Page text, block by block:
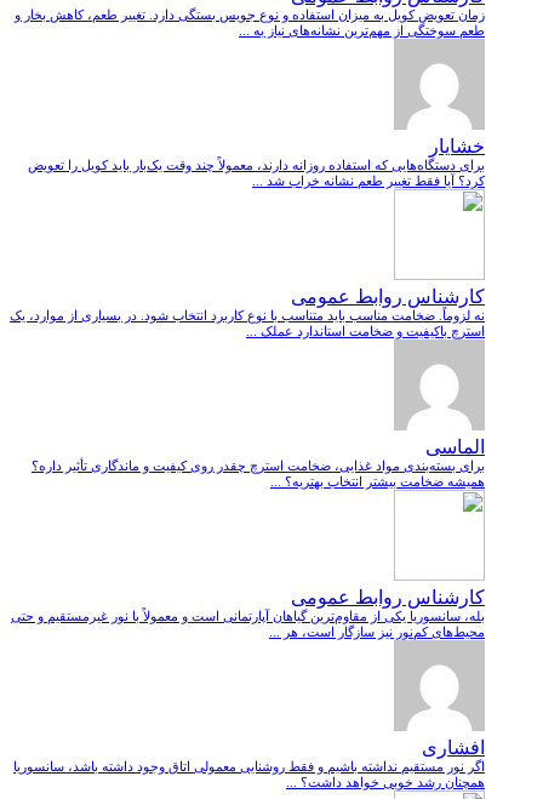
زمان تعویض کویل به میزان استفاده و نوع جویس بستگی دارد. تغییر طعم، کاهش بخار و
طعم سوختگی از مهم‌ترین نشانه‌های نیاز به ...
خشایار
برای دستگاه‌هایی که استفاده روزانه دارند، معمولاً چند وقت یک‌بار باید کویل را تعویض
کرد؟ آیا فقط تغییر طعم نشانه خراب شد ...
کارشناس روابط عمومی
نه لزوماً. ضخامت مناسب باید متناسب با نوع کاربرد انتخاب شود. در بسیاری از موارد، یک
استرچ باکیفیت و ضخامت استاندارد عملک ...
الماسی
برای بسته‌بندی مواد غذایی، ضخامت استرچ چقدر روی کیفیت و ماندگاری تأثیر داره؟
همیشه ضخامت بیشتر انتخاب بهتریه؟ ...
کارشناس روابط عمومی
بله، سانسوریا یکی از مقاوم‌ترین گیاهان آپارتمانی است و معمولاً با نور غیرمستقیم و حتی
محیط‌های کم‌نور نیز سازگار است، هر ...
افشاری
اگر نور مستقیم نداشته باشیم و فقط روشنایی معمولی اتاق وجود داشته باشد، سانسوریا
همچنان رشد خوبی خواهد داشت؟ ...